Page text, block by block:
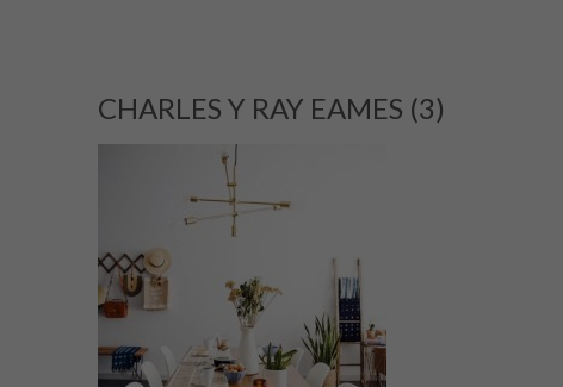
CHARLES Y RAY EAMES (3)